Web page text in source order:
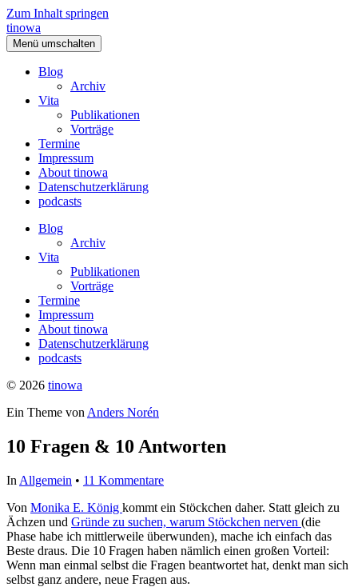
Zum Inhalt springen
tinowa
Menü umschalten
Blog
Archiv
Vita
Publikationen
Vorträge
Termine
Impressum
About tinowa
Datenschutzerklärung
podcasts
Blog
Archiv
Vita
Publikationen
Vorträge
Termine
Impressum
About tinowa
Datenschutzerklärung
podcasts
© 2026 tinowa
Ein Theme von Anders Norén
10 Fragen & 10 Antworten
In Allgemein • 11 Kommentare
Von Monika E. König kommt ein Stöckchen daher. Statt gleich zu
Ächzen und Gründe zu suchen, warum Stöckchen nerven (die
Phase habe ich mittlerweile überwunden), mache ich einfach das
Beste draus. Die 10 Fragen haben nämlich einen großen Vorteil:
Wenn man einmal selbst die Fragen beantwortet hat, denkt man sich
selbst ganz andere, neue Fragen aus.